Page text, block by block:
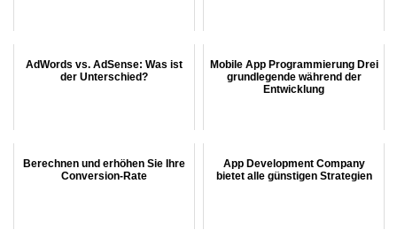
AdWords vs. AdSense: Was ist
der Unterschied?
Mobile App Programmierung Drei
grundlegende während der
Entwicklung
Berechnen und erhöhen Sie Ihre
Conversion-Rate
App Development Company
bietet alle günstigen Strategien